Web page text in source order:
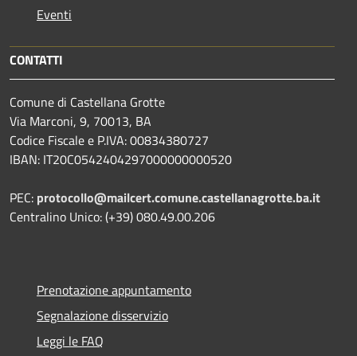
Eventi
CONTATTI
Comune di Castellana Grotte
Via Marconi, 9, 70013, BA
Codice Fiscale e P.IVA: 00834380727
IBAN: IT20C0542404297000000000520
PEC: protocollo@mailcert.comune.castellanagrotte.ba.it
Centralino Unico: (+39) 080.49.00.206
Prenotazione appuntamento
Segnalazione disservizio
Leggi le FAQ